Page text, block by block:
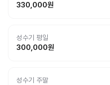
330,000원
성수기 평일
300,000원
성수기 주말